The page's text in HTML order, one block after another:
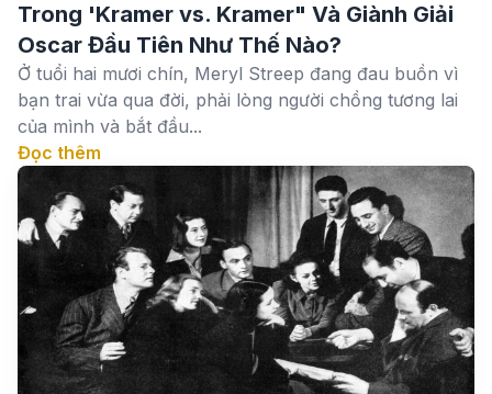
Trong 'Kramer vs. Kramer" Và Giành Giải
Oscar Đầu Tiên Như Thế Nào?
Ở tuổi hai mươi chín, Meryl Streep đang đau buồn vì
bạn trai vừa qua đời, phải lòng người chồng tương lai
của mình và bắt đầu...
Đọc thêm